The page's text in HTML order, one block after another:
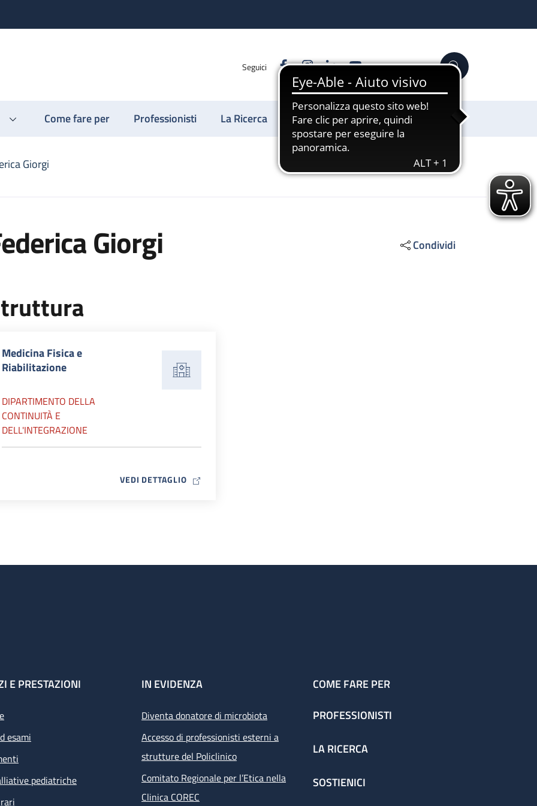
Seguici FacebookInstagram
LinkedinYouTube Cerca
Come fare per Professionisti La Ricerca Sostienici
Giorgi
Giorgi Condividi
Medicina Fisica e
Riabilitazione
DIPARTIMENTO DELLA
CONTINUITÀ E
DELL'INTEGRAZIONE
VEDI DETTAGLIOMAP ICON
E PRESTAZIONI
esami
pediatriche
IN EVIDENZA
Diventa donatore di microbiota
Accesso di professionisti esterni a
strutture del Policlinico
Comitato Regionale per l’Etica nella
Clinica COREC
COME FARE PER
PROFESSIONISTI
LA RICERCA
SOSTIENICI